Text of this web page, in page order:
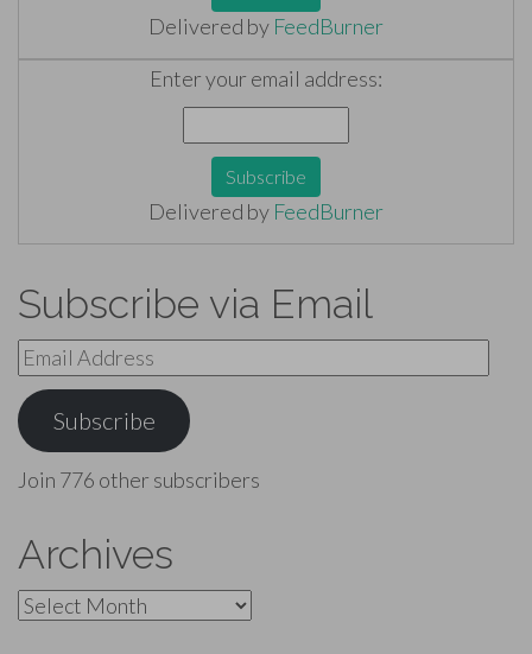
Delivered by FeedBurner
Enter your email address:
Delivered by FeedBurner
Subscribe via Email
Email
Address
Subscribe
Join 776 other subscribers
Archives
Archives